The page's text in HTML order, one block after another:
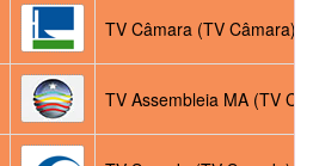
TV Câmara (TV Câmara)
TV Assembleia MA (TV